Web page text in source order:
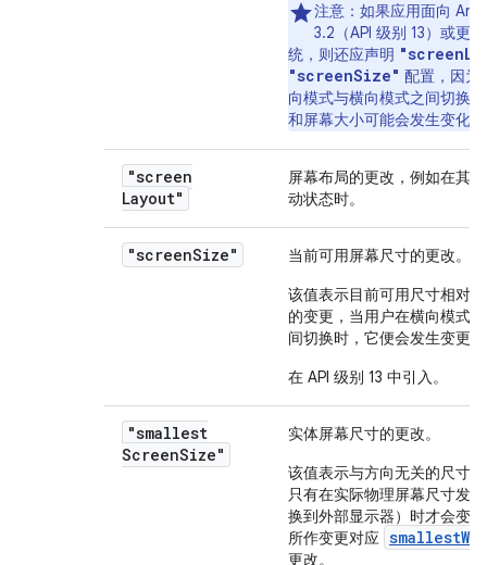
注意 ：如果应用面向
3.2（API 级别 13）或更
统，则还应声明
"screenSize" 配置，因为
向模式与横向模式之间切换
和屏幕大小可能会发生变化。
"screen
Layout"
屏幕布局的更改，例如在其
动状态时。
"screenSize"
当前可用屏幕尺寸的更改。
该值表示目前可用尺寸相对
的变更，当用户在横向模式
间切换时，它便会发生变更。
在 API 级别 13 中引入。
"smallest
ScreenSize"
实体屏幕尺寸的更改。
该值表示与方向无关的尺寸
只有在实际物理屏幕尺寸发
换到外部显示器）时才会变
所作变更对应
更改。